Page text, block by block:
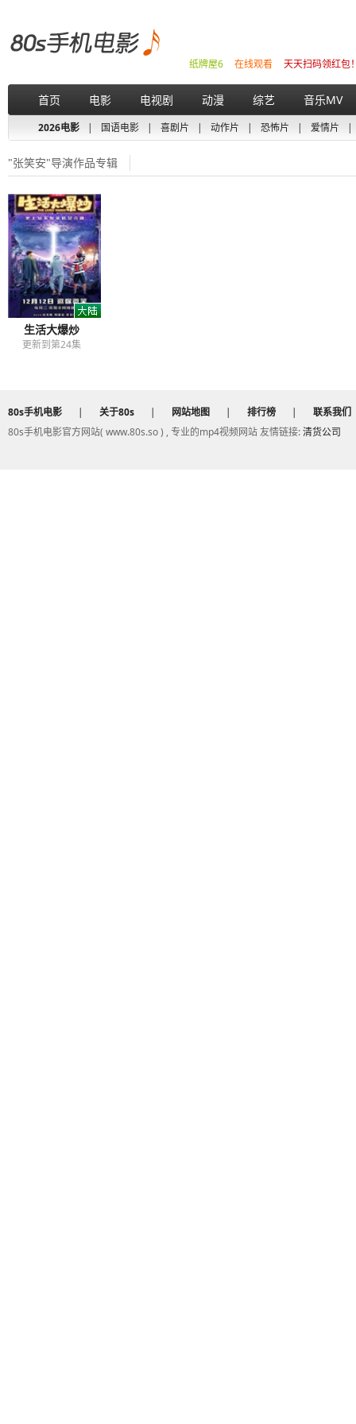
天天扫码领红包
在线观看
纸牌屋6
首页 电影 电视剧 动漫 综艺 音乐MV
2026电影 | 国语电影 | 喜剧片 | 动作片 | 恐怖片 | 爱情片 |
"张笑安"导演作品专辑
生活大爆炒
更新到第24集
80s手机电影 | 关于80s | 网站地图 | 排行榜 |
联系我们
80s手机电影官方网站( www.80s.so ) , 专业的mp4视频网站 友情链接:清货公司